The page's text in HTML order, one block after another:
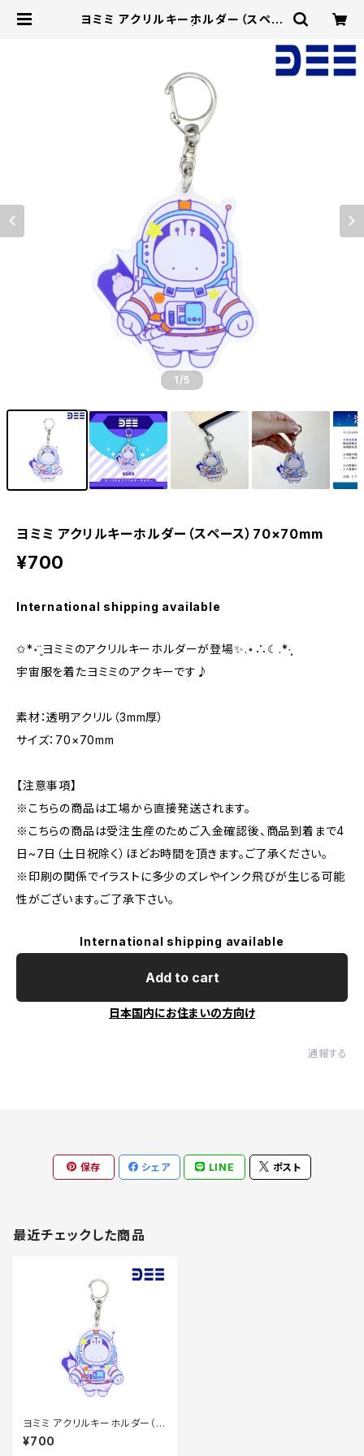
ヨミミ アクリルキーホルダー（スペー
1 /5
ヨミミ アクリルキーホルダー（スペース）70×70mm
¥700
International shipping available
✩*॰¨̮ヨミミのアクリルキーホルダーが登場✨.⋆∴☾︎.*·̩͙
宇宙服を着たヨミミのアクキーです♪
素材：透明アクリル（3mm厚）
サイズ：70×70mm
【注意事項】
※こちらの商品は工場から直接発送されます。
※こちらの商品は受注生産のためご入金確認後、商品到着まで4
日~7日（土日祝除く）ほどお時間を頂きます。ご了承ください。
※印刷の関係でイラストに多少のズレやインク飛びが生じる可能
性がございます。ご了承下さい。
International shipping available
Add to cart
日本国内にお住まいの方向け
通報する
保存 シェア LINE ポスト
最近チェックした商品
ヨミミ アクリルキーホルダー（ス
ペース）70×70mm
¥700